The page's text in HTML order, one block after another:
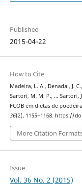
Published
2015-04-22
How to Cite
Madeira, L. A., Denadai, J.
Sartori, M. M. P., … Sartori,
FCOB em dietas de
36(2), 1155–1168. https://
More Citation
Issue
Vol. 36 No. 2 (2015)